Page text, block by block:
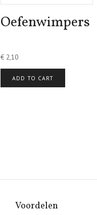
Oefenwimpers
€ 2,10
ADD TO CART
Voordelen